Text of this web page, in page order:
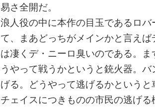
易さ全開だ。
浪人役の中に本作の目玉であるロ
て、まあどっちがメインかと言え
は凄くデ・ニーロ臭いのである。
うやって戦うかというと銃火器。
げる。どうやって逃げるかという
チェイスにつきものの市民の逃げ